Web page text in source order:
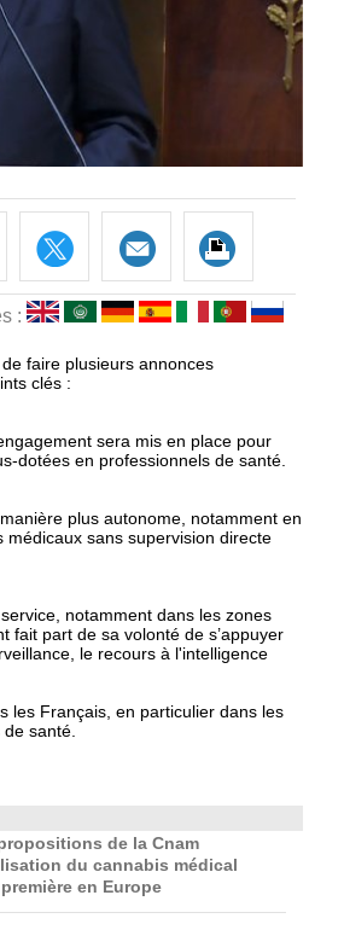
:
faire plusieurs annonces
clés :
sera mis en place pour
dotées en professionnels de santé.
plus autonome, notamment en
sans supervision directe
notamment dans les zones
fait part de sa volonté de s’appuyer
le recours à l'intelligence
les Français, en particulier dans les
santé.
de la Cnam
du cannabis médical
en Europe